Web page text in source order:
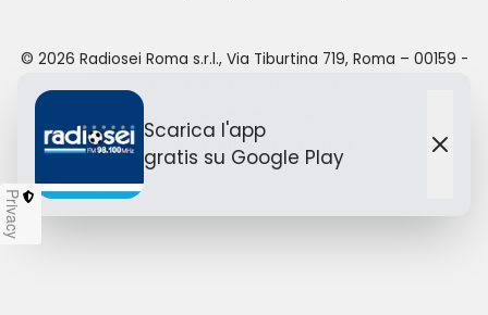
© 2026 Radiosei Roma s.r.l., Via Tiburtina 719, Roma – 00159 -
Designed with by TO
Scarica l'app
gratis su Google Play
Privacy